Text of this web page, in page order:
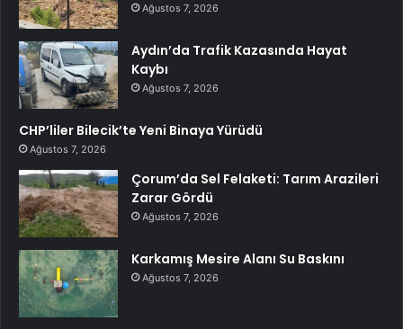
Ağustos 7, 2026
Aydın’da Trafik Kazasında Hayat
Kaybı
Ağustos 7, 2026
CHP’liler Bilecik’te Yeni Binaya Yürüdü
Ağustos 7, 2026
Çorum’da Sel Felaketi: Tarım Arazileri
Zarar Gördü
Ağustos 7, 2026
Karkamış Mesire Alanı Su Baskını
Ağustos 7, 2026